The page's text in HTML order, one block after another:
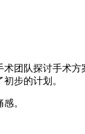
团队探讨手术
步的计划。
。